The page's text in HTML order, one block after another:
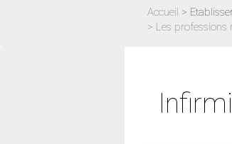
Accueil
Page
Les professions